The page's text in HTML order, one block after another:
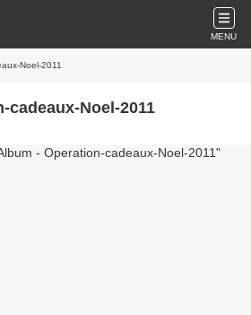
MENU
Noel-2011
cadeaux-Noel-2011